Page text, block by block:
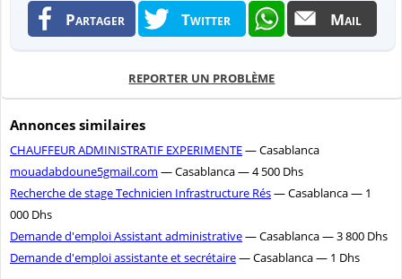
Partager Twitter Mail
REPORTER UN PROBLÈME
Annonces similaires
CHAUFFEUR ADMINISTRATIF EXPERIMENTE— Casablanca
mouadabdoune5gmail.com — Casablanca — 4 500 Dhs
Recherche de stage Technicien Infrastructure Rés— Casablanca — 1
000 Dhs
Demande d'emploi Assistant administrative— Casablanca — 3 800 Dhs
Demande d'emploi assistante et secrétaire— Casablanca — 1 Dhs